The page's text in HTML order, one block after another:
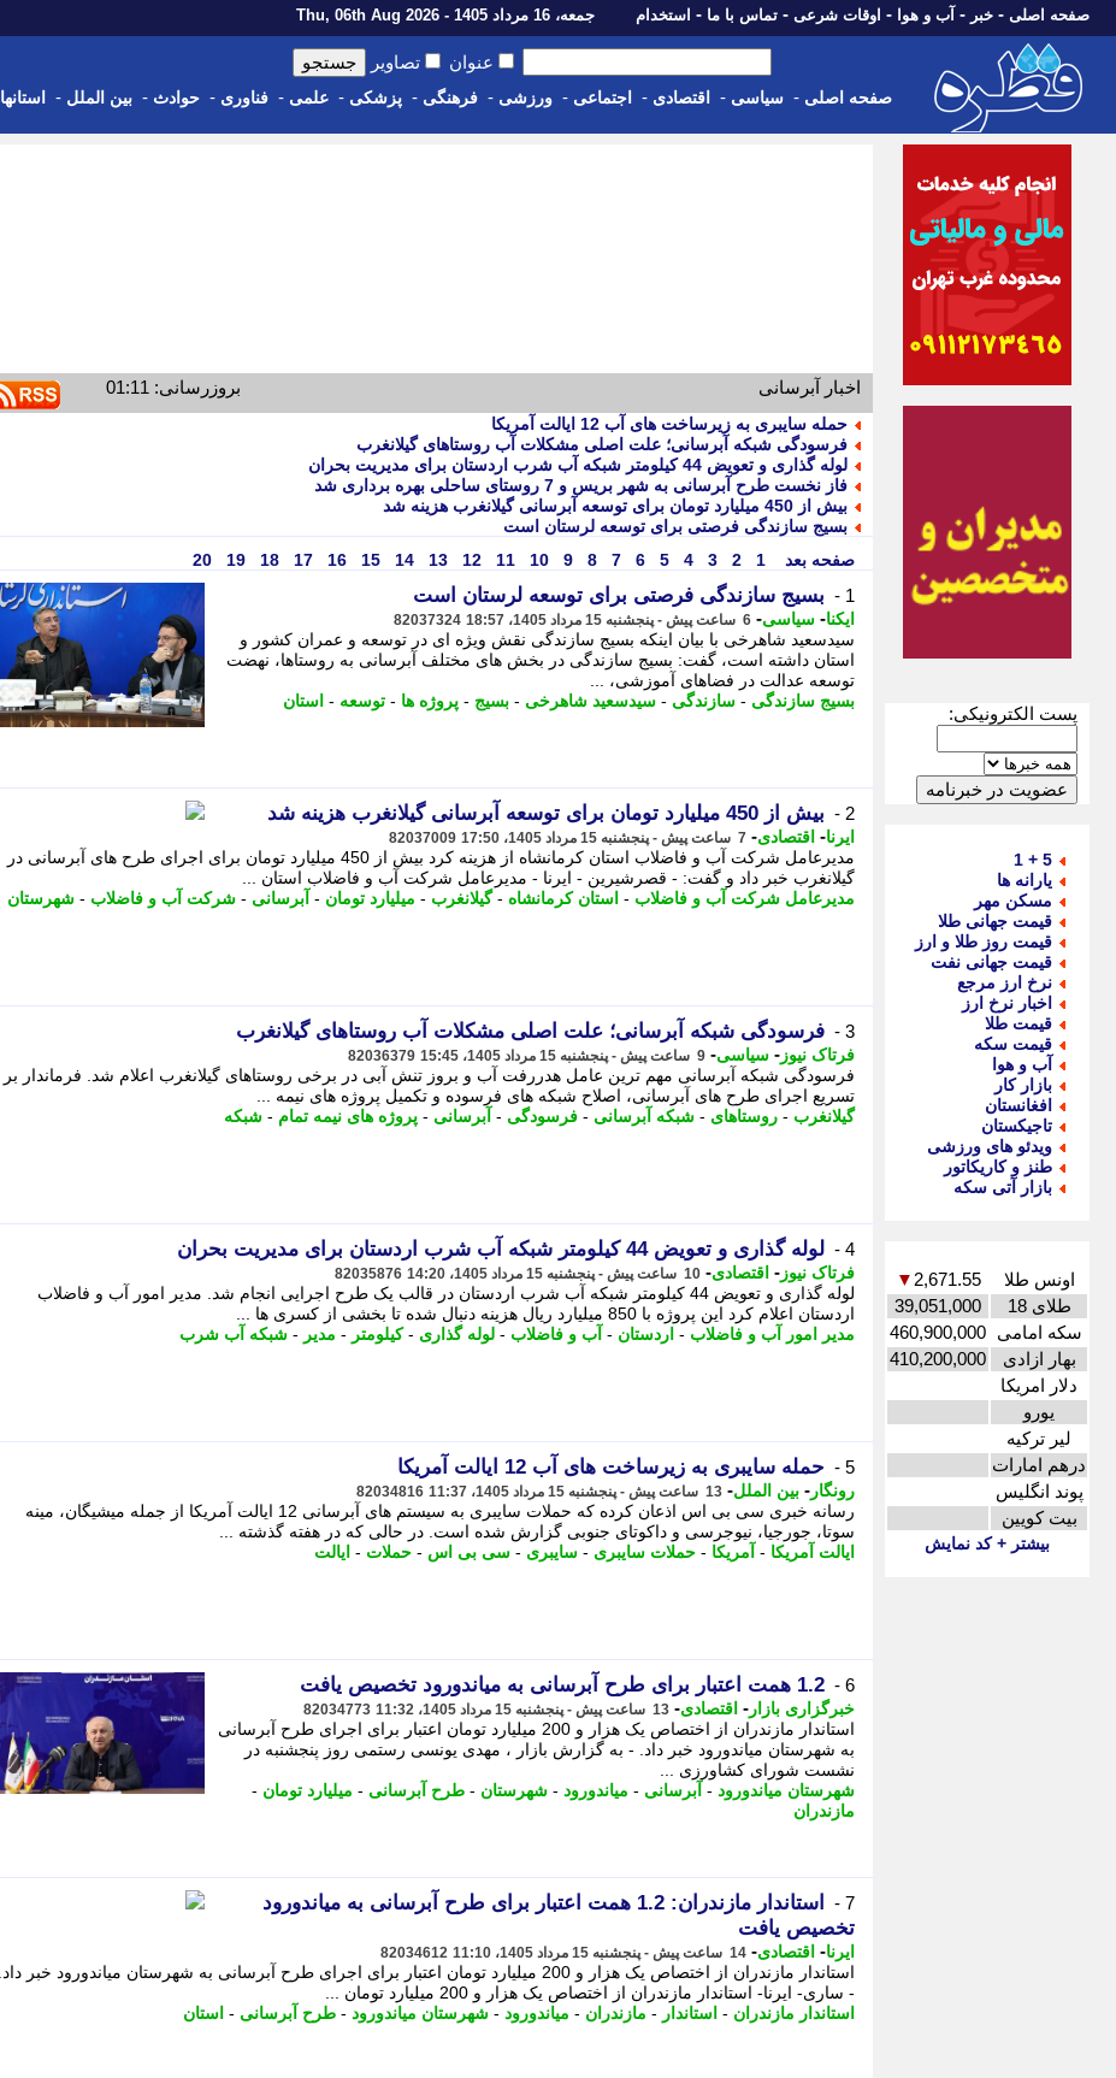
صفحه اصلی - خبر - آب و هوا - اوقات شرعی - تماس با ما - استخدام جمعه، 16 مرداد 1405 - Thu, 06th Aug 2026
عنوان تصاویر
صفحه اصلی - سیاسی - اقتصادی - اجتماعی - ورزشی - فرهنگی - پزشکی - علمی - فناوری - حوادث - بین الملل - استانها
پست الکترونیکی:
5 + 1
یارانه ها
مسکن مهر
قیمت جهانی طلا
قیمت روز طلا و ارز
قیمت جهانی نفت
نرخ ارز مرجع
اخبار نرخ ارز
قیمت طلا
قیمت سکه
آب و هوا
بازار کار
افغانستان
تاجیکستان
ویدئو های ورزشی
طنز و کاریکاتور
بازار آتی سکه
اونس طلا 2,671.55
▼
طلای 18
39,051,000
سکه امامی 460,900,000
بهار ازادی
410,200,000
دلار امریکا
یورو
لیر ترکیه
درهم امارات
پوند انگلیس
بیت کویین
بیشتر + کد نمایش
اخبار آبرسانی بروزرسانی: 01:11
حمله سایبری به زیرساخت های آب 12 ایالت آمریکا
فرسودگی شبکه آبرسانی؛ علت اصلی مشکلات آب روستاهای گیلانغرب
لوله گذاری و تعویض 44 کیلومتر شبکه آب شرب اردستان برای مدیریت بحران
فاز نخست طرح آبرسانی به شهر بریس و 7 روستای ساحلی بهره برداری شد
بیش از 450 میلیارد تومان برای توسعه آبرسانی گیلانغرب هزینه شد
بسیج سازندگی فرصتی برای توسعه لرستان است
صفحه بعد
1
2
3
4
5
6
7
8
9
10
11
12
13
14
15
16
17
18
19
20
1 - بسیج سازندگی فرصتی برای توسعه لرستان است
ایکنا- سیاسی- 6 ساعت پیش - پنجشنبه 15 مرداد 1405، 18:57 82037324
سیدسعید شاهرخی با بیان اینکه بسیج سازندگی نقش ویژه ای در توسعه و عمران کشور و
استان داشته است، گفت: بسیج سازندگی در بخش های مختلف آبرسانی به روستاها، نهضت
توسعه عدالت در فضاهای آموزشی، ...
بسیج سازندگی - سازندگی - سیدسعید شاهرخی - بسیج - پروژه ها - توسعه - استان
2 - بیش از 450 میلیارد تومان برای توسعه آبرسانی گیلانغرب هزینه شد
ایرنا- اقتصادی- 7 ساعت پیش - پنجشنبه 15 مرداد 1405، 17:50 82037009
مدیرعامل شرکت آب و فاضلاب استان کرمانشاه از هزینه کرد بیش از 450 میلیارد تومان برای اجرای طرح های آبرسانی در
گیلانغرب خبر داد و گفت: - قصرشیرین - ایرنا - مدیرعامل شرکت آب و فاضلاب استان ...
مدیرعامل شرکت آب و فاضلاب - استان کرمانشاه -گیلانغرب - میلیارد تومان - آبرسانی - شرکت آب و فاضلاب - شهرستان
3 - فرسودگی شبکه آبرسانی؛ علت اصلی مشکلات آب روستاهای گیلانغرب
فرتاک نیوز - سیاسی- 9 ساعت پیش - پنجشنبه 15 مرداد 1405، 15:45 82036379
فرسودگی شبکه آبرسانی مهم ترین عامل هدررفت آب و بروز تنش آبی در برخی روستاهای گیلانغرب اعلام شد. فرماندار بر
تسریع اجرای طرح های آبرسانی، اصلاح شبکه های فرسوده و تکمیل پروژه های نیمه ...
گیلانغرب - روستاهای - شبکه آبرسانی - فرسودگی - آبرسانی - پروژه های نیمه تمام - شبکه
4 - لوله گذاری و تعویض 44 کیلومتر شبکه آب شرب اردستان برای مدیریت بحران
فرتاک نیوز - اقتصادی- 10 ساعت پیش - پنجشنبه 15 مرداد 1405، 14:20 82035876
لوله گذاری و تعویض 44 کیلومتر شبکه آب شرب اردستان در قالب یک طرح اجرایی انجام شد. مدیر امور آب و فاضلاب
اردستان اعلام کرد این پروژه با 850 میلیارد ریال هزینه دنبال شده تا بخشی از کسری ها ...
مدیر امور آب و فاضلاب - اردستان - آب و فاضلاب - لوله گذاری -کیلومتر - مدیر - شبکه آب شرب
5 - حمله سایبری به زیرساخت های آب 12 ایالت آمریکا
رونگار - بین الملل- 13 ساعت پیش - پنجشنبه 15 مرداد 1405، 11:37 82034816
رسانه خبری سی بی اس اذعان کرده که حملات سایبری به سیستم های آبرسانی 12 ایالت آمریکا از جمله میشیگان، مینه
سوتا، جورجیا، نیوجرسی و داکوتای جنوبی گزارش شده است. در حالی که در هفته گذشته ...
ایالت آمریکا - آمریکا - حملات سایبری - سایبری - سی بی اس - حملات - ایالت
6 - 1.2 همت اعتبار برای طرح آبرسانی به میاندورود تخصیص یافت
خبرگزاری بازار - اقتصادی- 13 ساعت پیش - پنجشنبه 15 مرداد 1405، 11:32 82034773
استاندار مازندران از اختصاص یک هزار و 200 میلیارد تومان اعتبار برای اجرای طرح آبرسانی
به شهرستان میاندورود خبر داد. - به گزارش بازار ، مهدی یونسی رستمی روز پنجشنبه در
نشست شورای کشاورزی ...
شهرستان میاندورود - آبرسانی - میاندورود - شهرستان - طرح آبرسانی - میلیارد تومان -
مازندران
7 -
استاندار مازندران: 1.2 همت اعتبار برای طرح آبرسانی به میاندورود
تخصیص یافت
ایرنا- اقتصادی- 14 ساعت پیش - پنجشنبه 15 مرداد 1405، 11:10 82034612
استاندار مازندران از اختصاص یک هزار و 200 میلیارد تومان اعتبار برای اجرای طرح آبرسانی به شهرستان میاندورود خبر داد.
- ساری- ایرنا- استاندار مازندران از اختصاص یک هزار و 200 میلیارد تومان ...
استاندار مازندران - استاندار - مازندران - میاندورود - شهرستان میاندورود - طرح آبرسانی - استان